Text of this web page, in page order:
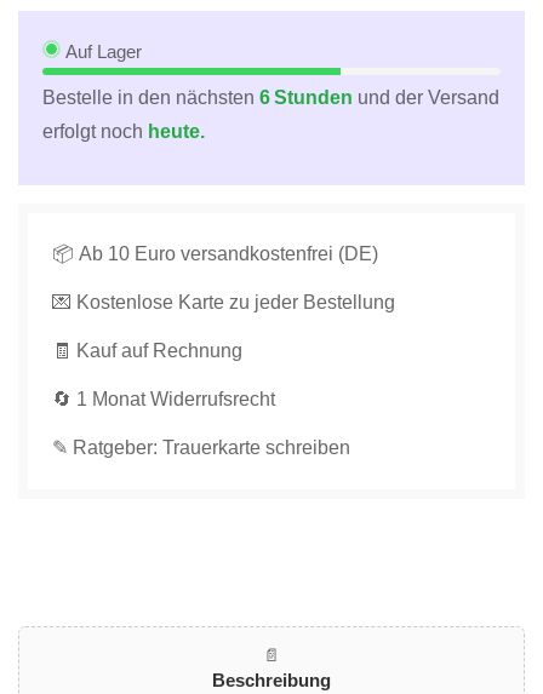
Heißluftballons
Sanfte
Kondolenz
Pastell,
Design
Angehörige
Freunde
Weiß
&amp;
Heißluftballons
-
Sanfte
Kondolenz
Pastell,
Design
Angehörige
Freunde
Weiß
&amp;
Auf Lager
Bestelle in den nächsten 6 Stunden und der Versand
erfolgt noch heute.
📦 Ab 10 Euro versandkostenfrei (DE)
💌 Kostenlose Karte zu jeder Bestellung
🧾 Kauf auf Rechnung
🔄 1 Monat Widerrufsrecht
✎ Ratgeber: Trauerkarte schreiben
📄
Beschreibung